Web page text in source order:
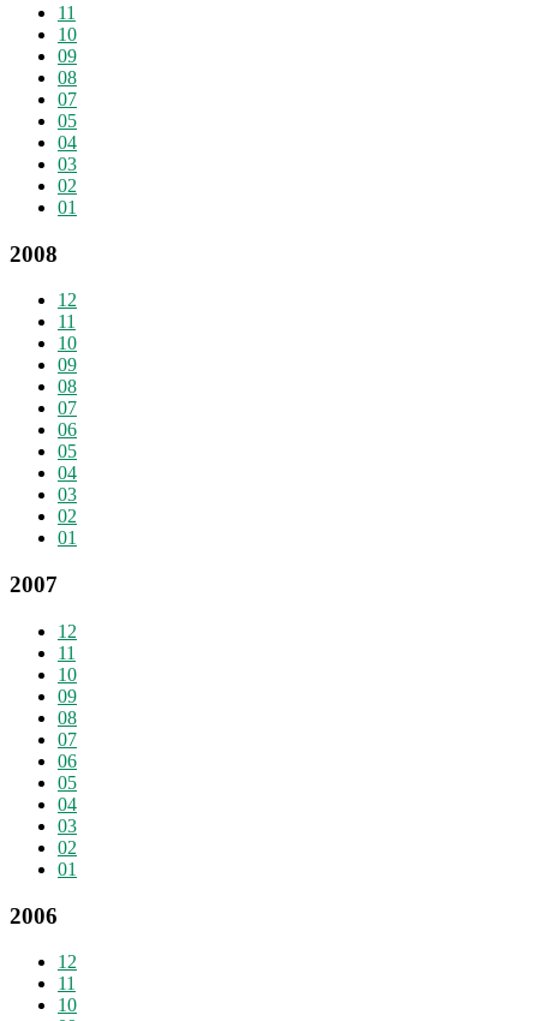
11
10
09
08
07
05
04
03
02
01
2008
12
11
10
09
08
07
06
05
04
03
02
01
2007
12
11
10
09
08
07
06
05
04
03
02
01
2006
12
11
10